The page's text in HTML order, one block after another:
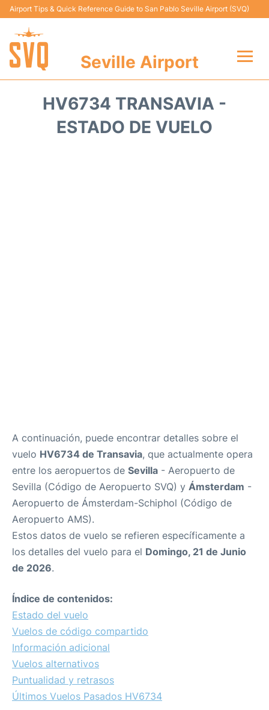
Airport Tips & Quick Reference Guide to San Pablo Seville Airport (SVQ)
Seville Airport
HV6734 TRANSAVIA -
ESTADO DE VUELO
A continuación, puede encontrar detalles sobre el
vuelo HV6734 de Transavia, que actualmente opera
entre los aeropuertos de Sevilla - Aeropuerto de
Sevilla (Código de Aeropuerto SVQ) y Ámsterdam -
Aeropuerto de Ámsterdam-Schiphol (Código de
Aeropuerto AMS).
Estos datos de vuelo se refieren específicamente a
los detalles del vuelo para el Domingo, 21 de Junio
de 2026.
Índice de contenidos:
Estado del vuelo
Vuelos de código compartido
Información adicional
Vuelos alternativos
Puntualidad y retrasos
Últimos Vuelos Pasados HV6734